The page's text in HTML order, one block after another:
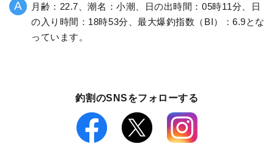
月齢：22.7、潮名：小潮、日の出時間：05時11分、日
の入り時間：18時53分、最大爆釣指数（BI）：6.9とな
っています。
釣割のSNSをフォローする